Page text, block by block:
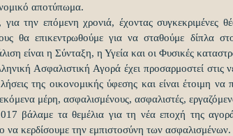
αποτύπωμα.
για την επόμενη χρονιά, έχοντας συγκεκριμένες
θα επικεντρωθούμε για να σταθούμε δίπλα
είναι η Σύνταξη, η Υγεία και οι Φυσικές
Ασφαλιστική Αγορά έχει προσαρμοστεί στις
της οικονομικής ύφεσης και είναι έτοιμη
μέρη, ασφαλισμένους, ασφαλιστές,
βάλαμε τα θεμέλια για τη νέα εποχή της
να κερδίσουμε την εμπιστοσύνη των ασφαλισμένων.